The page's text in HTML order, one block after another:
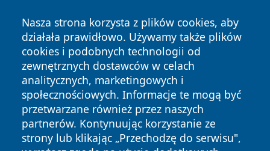
Nasza strona korzysta z plików cookies, aby
działała prawidłowo. Używamy także plików
cookies i podobnych technologii od
zewnętrznych dostawców w celach
analitycznych, marketingowych i
społecznościowych. Informacje te mogą być
przetwarzane również przez naszych
partnerów. Kontynuując korzystanie ze
strony lub klikając „Przechodzę do serwisu",
Copyright © 2026 leszczynski24.pl Wszystkie prawa
zastrzeżone.
News Autorzy
Polityka
Prywatności
Polityka
Cookies